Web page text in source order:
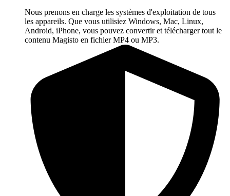
Nous prenons en charge les systèmes d'exploitation de tous
les appareils. Que vous utilisiez Windows, Mac, Linux,
Android, iPhone, vous pouvez convertir et télécharger tout le
contenu Magisto en fichier MP4 ou MP3.